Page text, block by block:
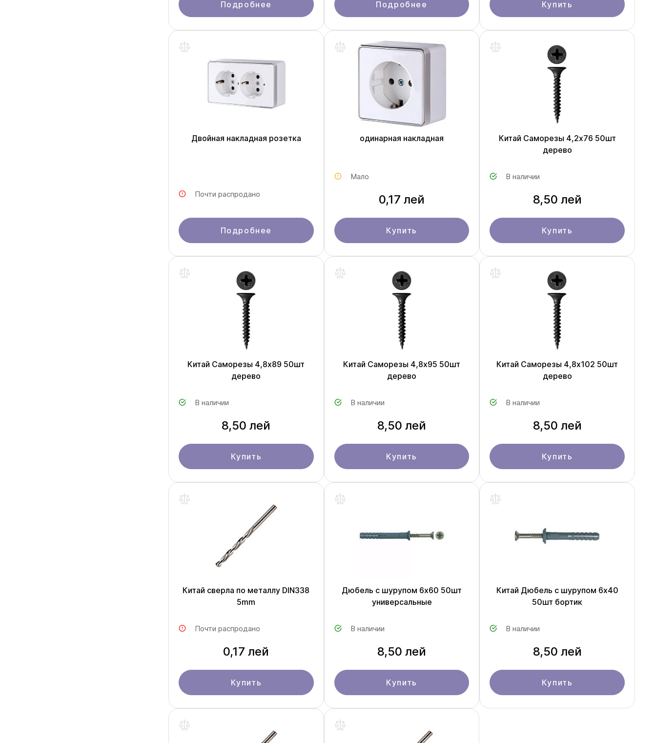
Подробнее Подробнее Купить
Двойная накладная розетка
Почти распродано
Подробнее
одинарная накладная
Мало
0,17 лей
Купить
Китай Саморезы 4,2x76 50шт
дерево
В наличии
8,50 лей
Купить
Китай Саморезы 4,8x89 50шт
дерево
В наличии
8,50 лей
Купить
Китай Саморезы 4,8x95 50шт
дерево
В наличии
8,50 лей
Купить
Китай Саморезы 4,8x102 50шт
дерево
В наличии
8,50 лей
Купить
Китай cверла по металлу DIN338
5mm
Почти распродано
0,17 лей
Купить
Дюбель с шурупом 6х60 50шт
универсальные
В наличии
8,50 лей
Купить
Китай Дюбель с шурупом 6х40
50шт бортик
В наличии
8,50 лей
Купить